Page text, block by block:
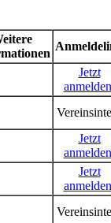
Jetzt
Jetzt
Jetzt